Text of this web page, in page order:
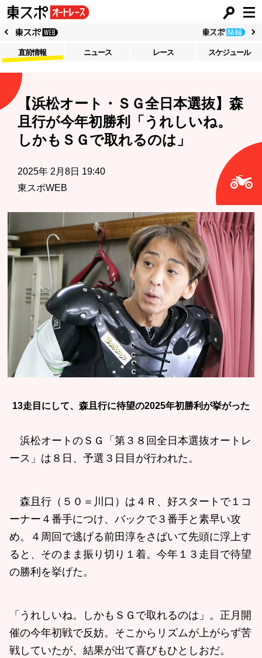
直前情報 ニュース レース スケジュール
【浜松オート・ＳＧ全日本選抜】森
且行が今年初勝利「うれしいね。
しかもＳＧで取れるのは」
2025年 2月8日 19:40
東スポWEB
13走目にして、森且行に待望の2025年初勝利が挙がった
浜松オートのＳＧ「第３８回全日本選抜オートレ
ース」は８日、予選３日目が行われた。
森且行（５０＝川口）は４Ｒ、好スタートで１コ
ーナー４番手につけ、バックで３番手と素早い攻
め。４周回で逃げる前田淳をさばいて先頭に浮上す
ると、そのまま振り切り１着。今年１３走目で待望
の勝利を挙げた。
「うれしいね。しかもＳＧで取れるのは」。正月開
催の今年初戦で反妨。そこからリズムが上がらず苦
戦していたが、結果が出て喜びもひとしおだ。